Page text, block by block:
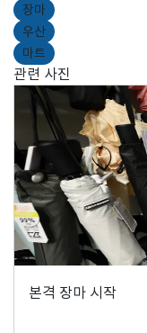
장마
우산
마트
관련 사진
본격 장마 시작